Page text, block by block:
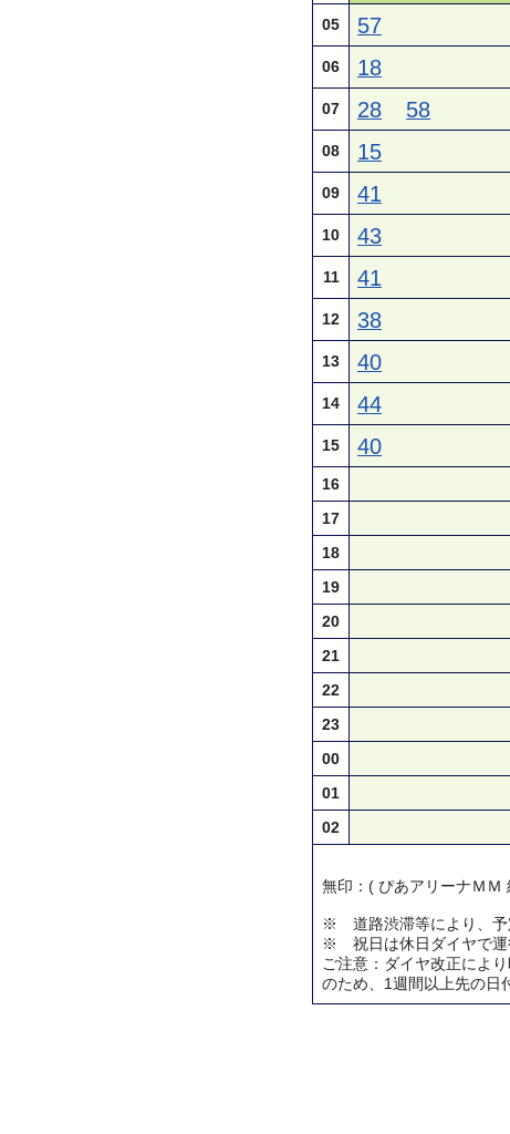
05
57
06 18
07 28 58
08 15
09 41
10 43
11 41
12 38
13 40
14 44
15 40
16
17
18
19
20
21
22
23
00
01
02
無印：( ぴあアリーナＭＭ
※ 道路渋滞等により、予
※ 祝日は休日ダイヤで運
ご注意：ダイヤ改正によ
のため、1週間以上先の日